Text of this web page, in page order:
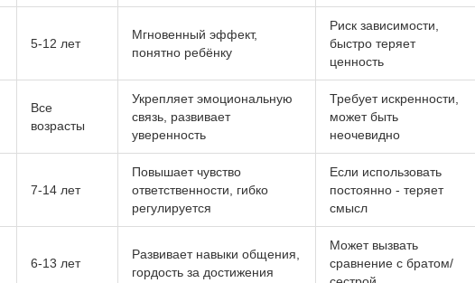
5‑12 лет
Мгновенный эффект,
понятно ребёнку
Риск зависимости,
быстро теряет
ценность
Все
возрасты
Укрепляет эмоциональную
связь, развивает
уверенность
Требует искренности,
может быть
неочевидно
7‑14 лет
Повышает чувство
ответственности, гибко
регулируется
Если использовать
постоянно - теряет
смысл
6‑13 лет
Развивает навыки общения,
гордость за достижения
Может вызвать
сравнение с братом/